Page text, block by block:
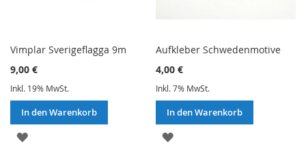
Vimplar Sverigeflagga 9m
9,00 €
Inkl. 19% MwSt.
In den Warenkorb
ZUR
Aufkleber Schwedenmotive
4,00 €
Inkl. 7% MwSt.
In den Warenkorb
ZUR